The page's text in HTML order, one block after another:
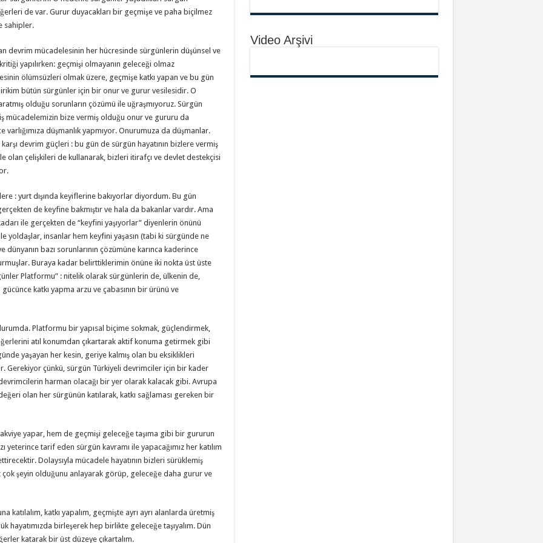
de var. Gurur duyacakları bir geçmişe ve paha biçilmez
sahipler.
devrim mücadelesinin her hücresinde sürgünlerin düşünsel ve
yapılırken: geçmişi olmayanın geleceği olmaz
ölümsüzleri olmak üzere, geçmişe katkı yapan ve bu gün
bütün sürgünler için bir onur ve gurur vesilesidir. O
olduğu sorunların çözümü ile uğraşmıyoruz. Sürgün
mücadelemizin bize vermiş olduğu onur ve gururu da
varlığımıza düşmanlık yapmıyor. Onurumuza da düşmanlar.
karşı devrim güçleri : bu gün de sürgün hayatının bizlere vermiş
olan çelişkileri de kullanarak, bizleri itirafçı ve devlet destekçisi
: yurt dışında keyiflerine bakıyorlar diyordum. Bu gün
de keyfine bakmıştır ve hala da bakanlar vardır. Ama
ile gerçekten de “keyfini yaşıyorlar” diyenlerin önünü
yoldaşlar, insanlar hem keyfini yaşasın (tabi ki sürgünde ne
bazı sorunlarının çözümüne karınca kaderince
Buraya kadar belirttiklerimin önüne iki nokta üst üste
Platformu” : nitelik olarak sürgünlerin de, ülkenin de,
katkı yapma arzu ve çabasının bir ürünü ve
Platformu bir yapısal biçime sokmak, güçlendirmek,
atıl konumdan çıkartarak aktif konuma getirmek gibi
yaşayan her kesin, geriye kalmış olan bu eksiklikleri
Gerekiyor çünkü, sürgün Türkiyeli devrimciler için bir kader
harman olacağı bir yer olarak kalacak gibi. Avrupa
olan her sürgünün katılarak, katkı sağlaması gereken bir
yapar, hem de geçmişi geleceğe taşıma gibi bir gururun
yeterince tarif eden sürgün kavramı ile yapacağımız her katılım
Dolaysıyla mücadele hayatının bizleri sürüklemiş
şeyin olduğunu anlayarak görüp, geleceğe daha gurur ve
katkı yapalım, geçmişte ayrı ayrı alanlarda üretmiş
birleşerek hep birlikte geleceğe taşıyalım. Dün
katarak bir üst düzeye çıkartalım.
Video Arşivi